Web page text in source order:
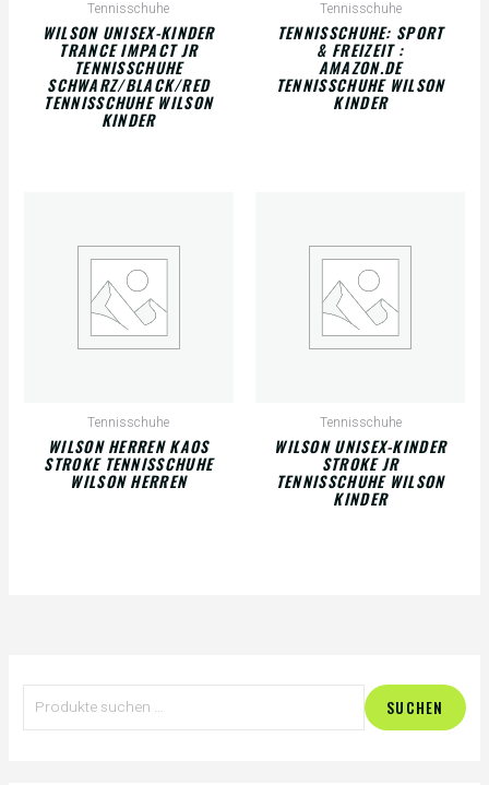
Tennisschuhe
WILSON UNISEX-KINDER
TRANCE IMPACT JR
TENNISSCHUHE
SCHWARZ/BLACK/RED
TENNISSCHUHE WILSON
KINDER
Tennisschuhe
TENNISSCHUHE: SPORT
& FREIZEIT :
AMAZON.DE
TENNISSCHUHE WILSON
KINDER
Tennisschuhe
WILSON HERREN KAOS
STROKE TENNISSCHUHE
WILSON HERREN
Tennisschuhe
WILSON UNISEX-KINDER
STROKE JR
TENNISSCHUHE WILSON
KINDER
SUCHEN